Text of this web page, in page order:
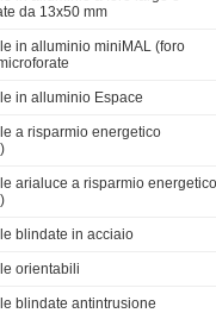
da 13x50 mm
in alluminio miniMAL (foro
in alluminio Espace
a risparmio energetico
arialuce a risparmio energetico
blindate in acciaio
orientabili
blindate antintrusione